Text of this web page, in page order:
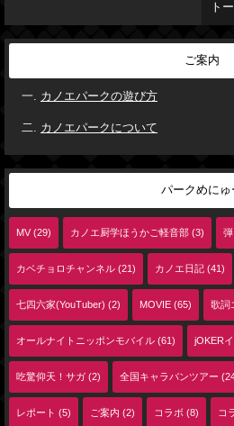
ト
ご案内
カノエパークの遊び方
カノエパークについて
パークめにゅ
MV (29) カノエ厨学ほうかご軽音部 (3)
カベチョロチャンネル (21) カノエ日記 (41)
七四六家(YouTuber) (2) MOVIE (65) 歌詞
オールナイトニッポンモバイル (61) jOKER
吃驚仰天！サガ (2) 全国キャラバンツアー
レポート (5) ご案内 (2) コラボ (8) コ